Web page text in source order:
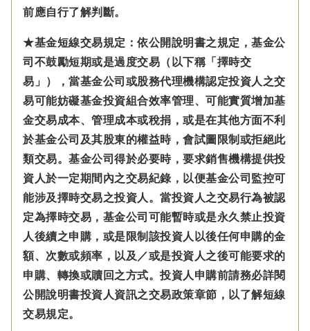
前應自行了解判斷。
★基金短線交易規定：依公開說明書之規定，基金公
司不鼓勵短期或是過度交易（以下稱「擇時交
易」），當基金公司或股務代理機構認定投資人之交
易可能妨礙基金投資組合效率管理、可能實質增加基
金交易成本、管理成本或稅捐，或是在其他方面不利
於基金公司及其股東的權益時，會試圖限制或拒絕此
類交易。基金公司得於必要時，要求銷售機構提供投
資人於一定期間內之交易紀錄，以便基金公司監控可
能涉及擇時交易之投資人。當投資人之交易行為被認
定為擇時交易，基金公司可能暫時或是永久禁止投資
人後續之申購，或是限制該投資人以後任何申購的金
額、次數或頻率，以及／或是投資人之後可能要求的
申購、轉換或贖回之方式。投資人申購前請務必詳閱
公開說明書投資人資訊之交易政策章節，以了解短線
交易規定。